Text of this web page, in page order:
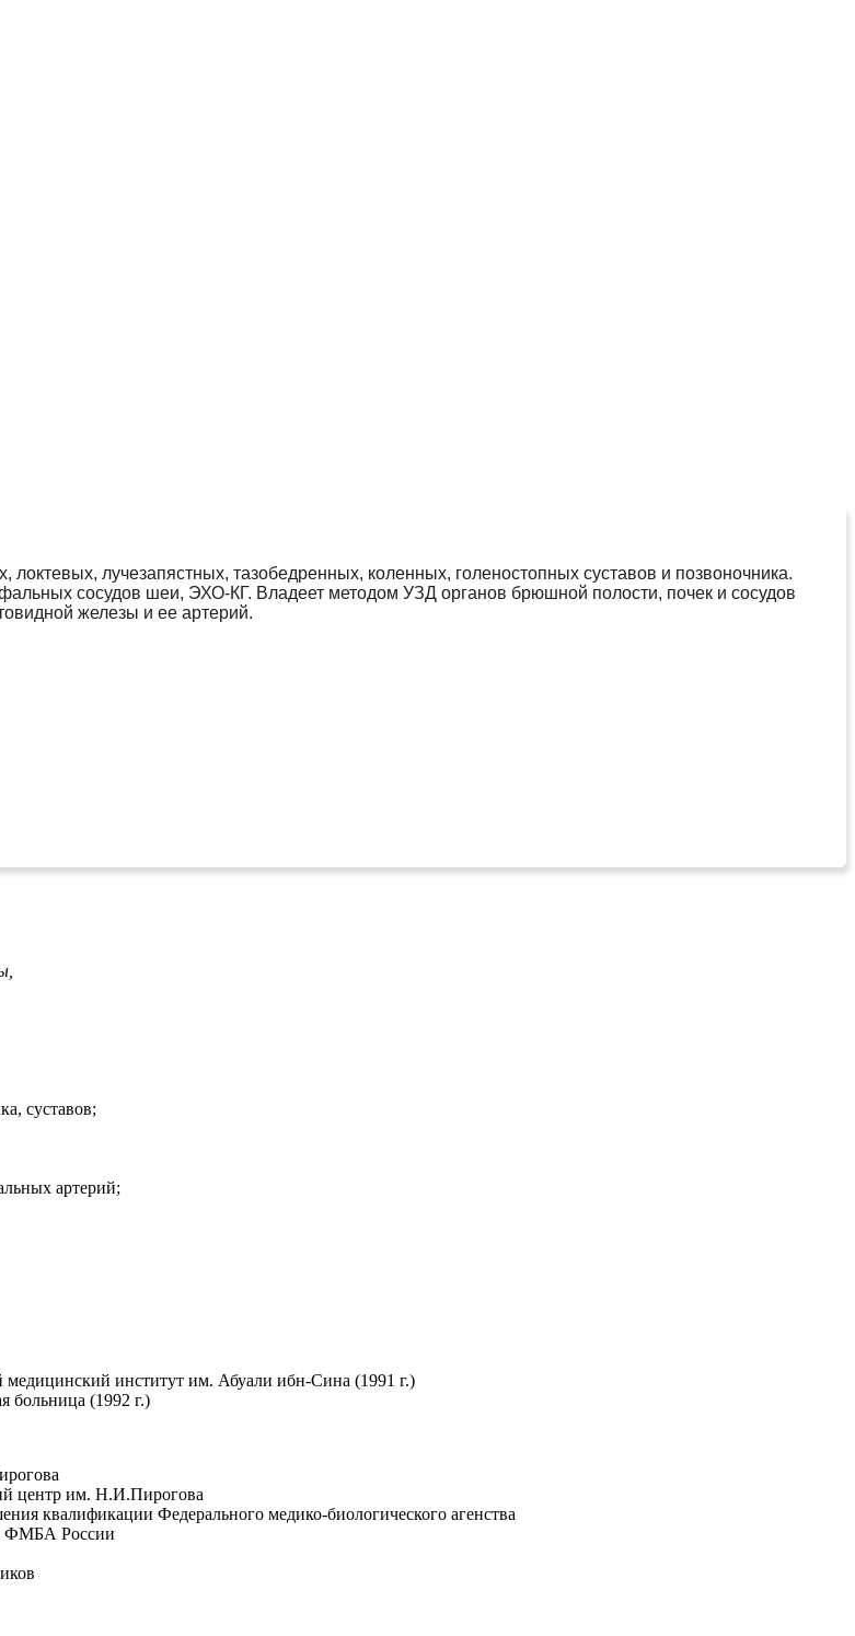
лучезапястных, тазобедренных, коленных, голеностопных суставов и позвоночника.
сосудов шеи, ЭХО-КГ. Владеет методом УЗД органов брюшной полости, почек и сосудов
железы и ее артерий.
суставов;
артерий;
институт им. Абуали ибн-Сина (1991 г.)
больница (1992 г.)
центр им. Н.И.Пирогова
квалификации Федерального медико-биологического агенства
ФМБА России